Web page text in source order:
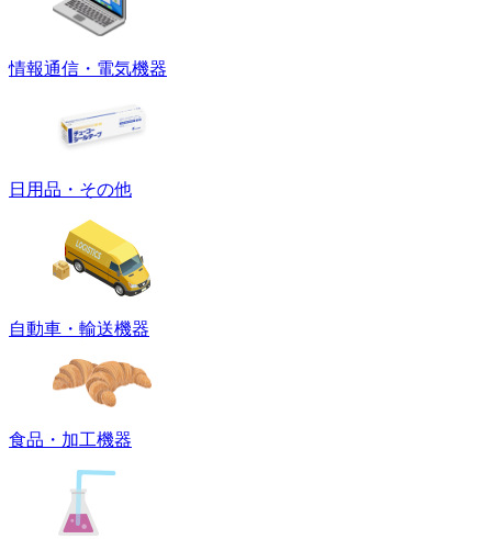
情報通信・電気機器
日用品・その他
自動車・輸送機器
食品・加工機器